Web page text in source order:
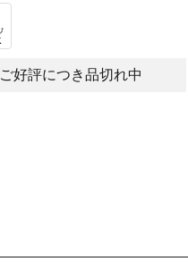
ご好評につき品切れ中